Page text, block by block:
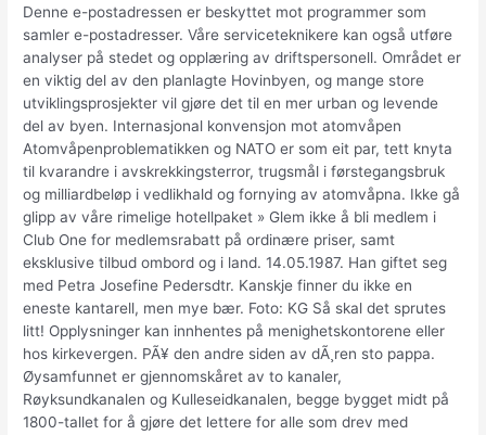
Denne e-postadressen er beskyttet mot programmer som
samler e-postadresser. Våre serviceteknikere kan også utføre
analyser på stedet og opplæring av driftspersonell. Området er
en viktig del av den planlagte Hovinbyen, og mange store
utviklingsprosjekter vil gjøre det til en mer urban og levende
del av byen. Internasjonal konvensjon mot atomvåpen
Atomvåpenproblematikken og NATO er som eit par, tett knyta
til kvarandre i avskrekkingsterror, trugsmål i førstegangsbruk
og milliardbeløp i vedlikhald og fornying av atomvåpna. Ikke gå
glipp av våre rimelige hotellpaket » Glem ikke å bli medlem i
Club One for medlemsrabatt på ordinære priser, samt
eksklusive tilbud ombord og i land. 14.05.1987. Han giftet seg
med Petra Josefine Pedersdtr. Kanskje finner du ikke en
eneste kantarell, men mye bær. Foto: KG Så skal det sprutes
litt! Opplysninger kan innhentes på menighetskontorene eller
hos kirkevergen. PÃ¥ den andre siden av dÃ¸ren sto pappa.
Øysamfunnet er gjennomskåret av to kanaler,
Røyksundkanalen og Kulleseidkanalen, begge bygget midt på
1800-tallet for å gjøre det lettere for alle som drev med